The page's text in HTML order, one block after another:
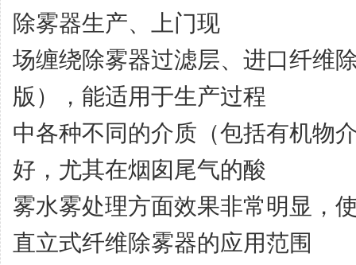
除雾器生产、上门现
场缠绕除雾器过滤层、进口纤维
版），能适用于生产过程
中各种不同的介质（包括有机物
好，尤其在烟囱尾气的酸
雾水雾处理方面效果非常明显，
直立式纤维除雾器的应用范围